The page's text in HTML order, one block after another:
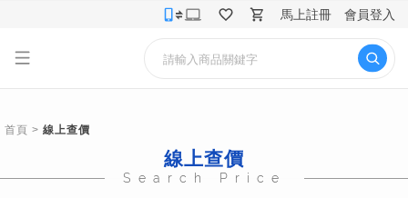
馬上註冊 會員登入
首頁 > 線上查價
線上查價
Search Price